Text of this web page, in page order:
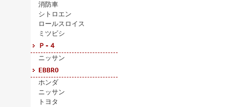
消防車
シトロエン
ロールスロイス
ミツビシ
Ｐ-４
ニッサン
EBBRO
ホンダ
ニッサン
トヨタ